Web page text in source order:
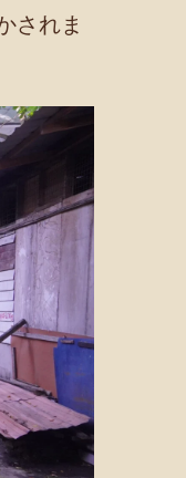
されま